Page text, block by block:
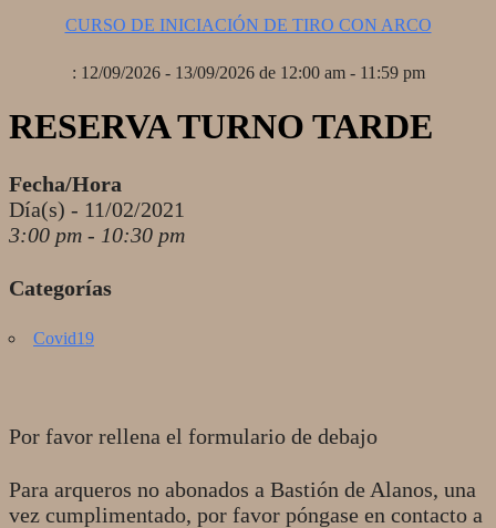
CURSO DE INICIACIÓN DE TIRO CON ARCO
: 12/09/2026 - 13/09/2026 de 12:00 am - 11:59 pm
RESERVA TURNO TARDE
Fecha/Hora
Día(s) - 11/02/2021
3:00 pm - 10:30 pm
Categorías
Covid19
Por favor rellena el formulario de debajo
Para arqueros no abonados a Bastión de Alanos, una
vez cumplimentado, por favor póngase en contacto a